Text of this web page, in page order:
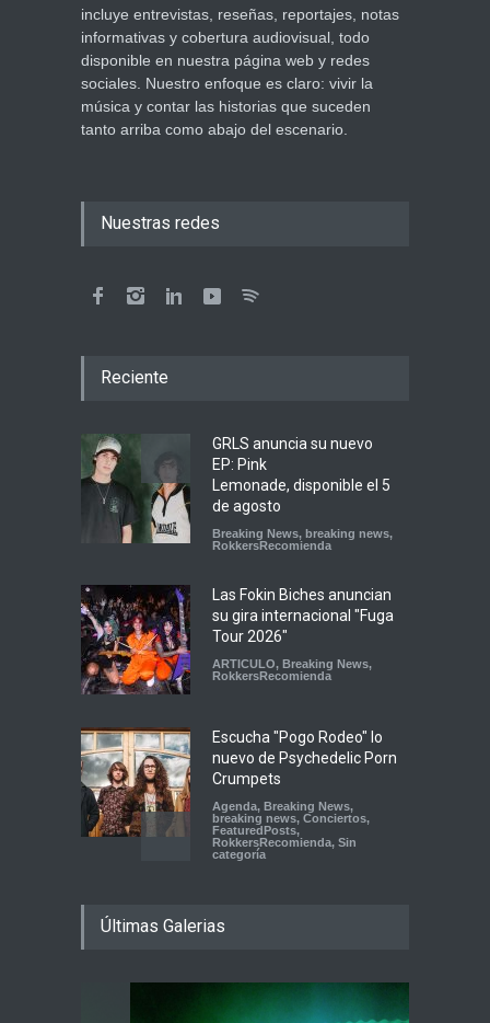
incluye entrevistas, reseñas, reportajes, notas
informativas y cobertura audiovisual, todo
disponible en nuestra página web y redes
sociales. Nuestro enfoque es claro: vivir la
música y contar las historias que suceden
tanto arriba como abajo del escenario.
Nuestras redes
Reciente
GRLS anuncia su nuevo
EP: Pink
Lemonade, disponible el 5
de agosto
Breaking News, breaking news,
RokkersRecomienda
Las Fokin Biches anuncian
su gira internacional "Fuga
Tour 2026"
ARTICULO, Breaking News,
RokkersRecomienda
Escucha "Pogo Rodeo" lo
nuevo de Psychedelic Porn
Crumpets
Agenda, Breaking News,
breaking news, Conciertos,
FeaturedPosts,
RokkersRecomienda, Sin
categoría
en el Auditorio BB de la
News,breaking news,
Últimas Galerias